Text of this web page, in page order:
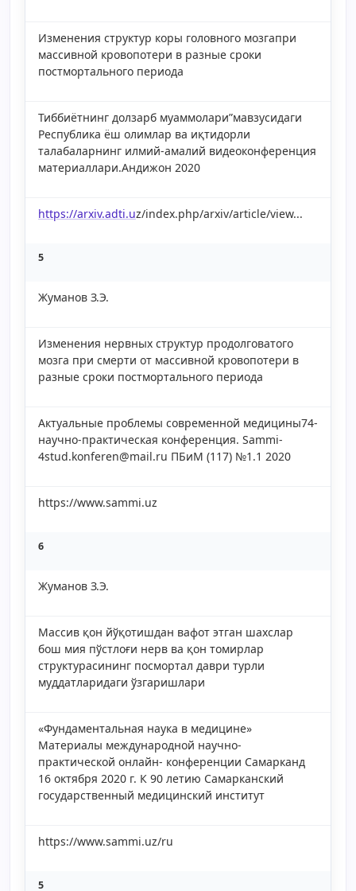
Изменения структур коры головного мозгапри
массивной кровопотери в разные сроки
постмортального периода
Тиббиётнинг долзарб муаммолари”мавзусидаги
Республика ёш олимлар ва иқтидорли
талабаларнинг илмий-амалий видеоконференция
материаллари.Андижон 2020
https://arxiv.adti.uz/index.php/arxiv/article/view...
5
Жуманов З.Э.
Изменения нервных структур продолговатого
мозга при смерти от массивной кровопотери в
разные сроки постмортального периода
Актуальные проблемы современной медицины74-
научно-практическая конференция. Sammi-
4stud.konferen@mail.ru ПБиМ (117) №1.1 2020
https://www.sammi.uz
6
Жуманов З.Э.
Массив қон йўқотишдан вафот этган шахслар
бош мия пўстлоғи нерв ва қон томирлар
структурасининг посмортал даври турли
муддатларидаги ўзгаришлари
«Фундаментальная наука в медицине»
Материалы международной научно-
практической онлайн- конференции Самарканд
16 октября 2020 г. К 90 летию Самарканский
государственный медицинский институт
https://www.sammi.uz/ru
5